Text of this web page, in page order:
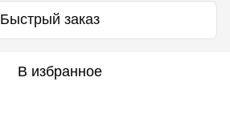
Быстрый заказ
В избранное